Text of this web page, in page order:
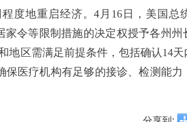
度地重启经济。4月16日，美国总
令等限制措施的决定权授予各州州
地区需满足前提条件，包括确认14
医疗机构有足够的接诊、检测能力